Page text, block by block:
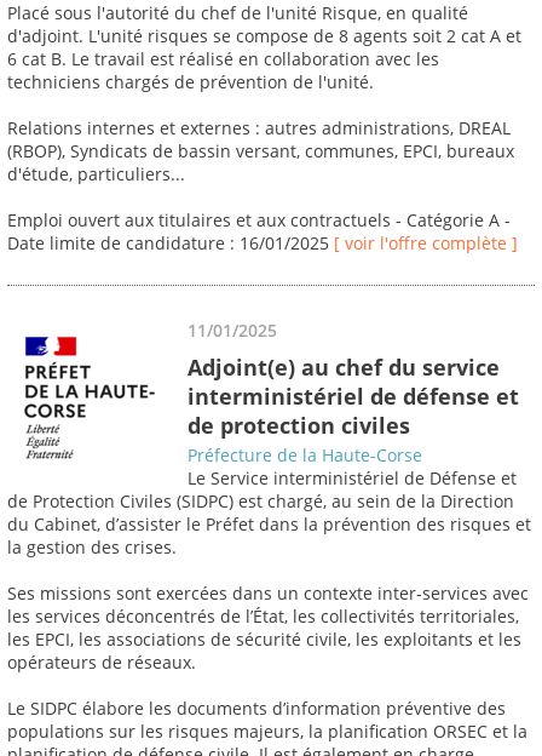
Placé sous l'autorité du chef de l'unité Risque, en qualité
d'adjoint. L'unité risques se compose de 8 agents soit 2 cat A et
6 cat B. Le travail est réalisé en collaboration avec les
techniciens chargés de prévention de l'unité.
Relations internes et externes : autres administrations, DREAL
(RBOP), Syndicats de bassin versant, communes, EPCI, bureaux
d'étude, particuliers...
Emploi ouvert aux titulaires et aux contractuels - Catégorie A -
Date limite de candidature : 16/01/2025 [ voir l'offre complète ]
11/01/2025
Adjoint(e) au chef du service
interministériel de défense et
de protection civiles
Préfecture de la Haute-Corse
Le Service interministériel de Défense et
de Protection Civiles (SIDPC) est chargé, au sein de la Direction
du Cabinet, d’assister le Préfet dans la prévention des risques et
la gestion des crises.
Ses missions sont exercées dans un contexte inter-services avec
les services déconcentrés de l’État, les collectivités territoriales,
les EPCI, les associations de sécurité civile, les exploitants et les
opérateurs de réseaux.
Le SIDPC élabore les documents d’information préventive des
populations sur les risques majeurs, la planification ORSEC et la